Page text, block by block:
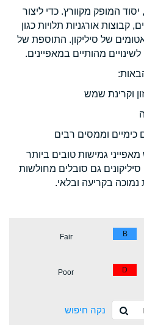
יסוד המופק מקוורץ. כדי ליצור
קבוצות אורגניות תלויות כגון
של סיליקון. התוספת של
מהותיים במאפיינים.
וקרינת שמש
כימיים וממסים רבים
גמישות טובים ביותר
גם סובלים מחולשות
נמוכה בקריעה ובלאי.
B
Fair
D
Poor
נקה חיפוש